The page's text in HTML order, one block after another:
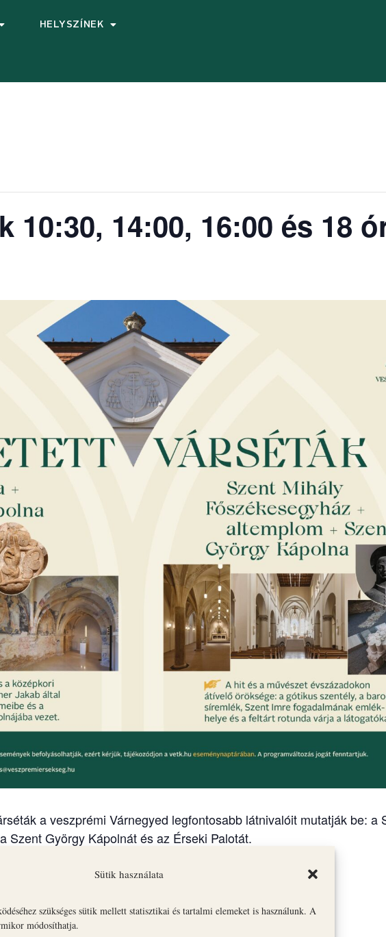
Sütik használata
szükséges sütik mellett statisztikai és tartalmi elemeket is használunk. A
módosíthatja.
HELYSZÍNEK
10:30, 14:00, 16:00 és 18
a veszprémi Várnegyed legfontosabb látnivalóit mutatják be: a
Szent György Kápolnát és az Érseki Palotát.
vezetett várséta:
és Gizella Kápolna